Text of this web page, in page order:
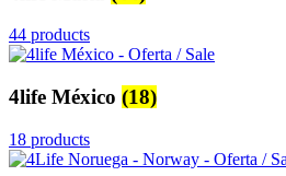
44 products
4life México (18)
18 products